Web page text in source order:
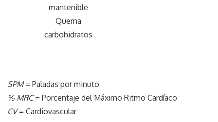
mantenible
Quema
carbohidratos
SPM= Paladas por minuto
% MRC= Porcentaje del Máximo Ritmo Cardíaco
CV= Cardiovascular